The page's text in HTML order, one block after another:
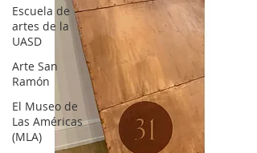
Escuela de
artes de la
UASD
Arte San
Ramón
El Museo de
Las Américas
(MLA)